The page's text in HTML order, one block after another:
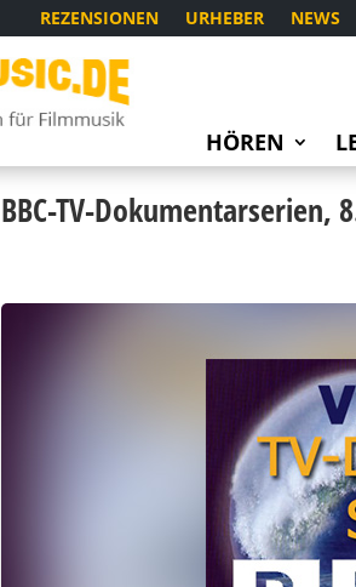
REZENSIONEN URHEBER NEWS
HÖREN
BBC-TV-Dokumentarserien,